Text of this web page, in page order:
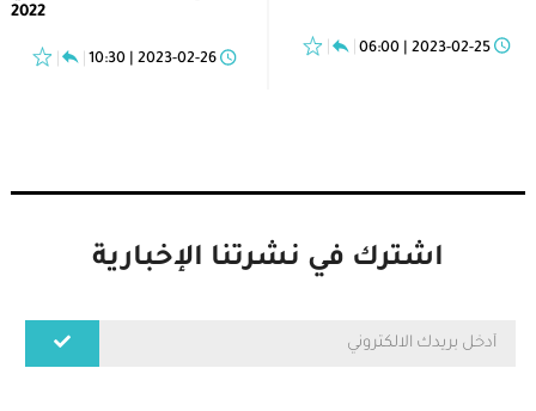
2023-02-25 | 06:00
2022
2023-02-26 | 10:30
اشترك في نشرتنا الإخبارية